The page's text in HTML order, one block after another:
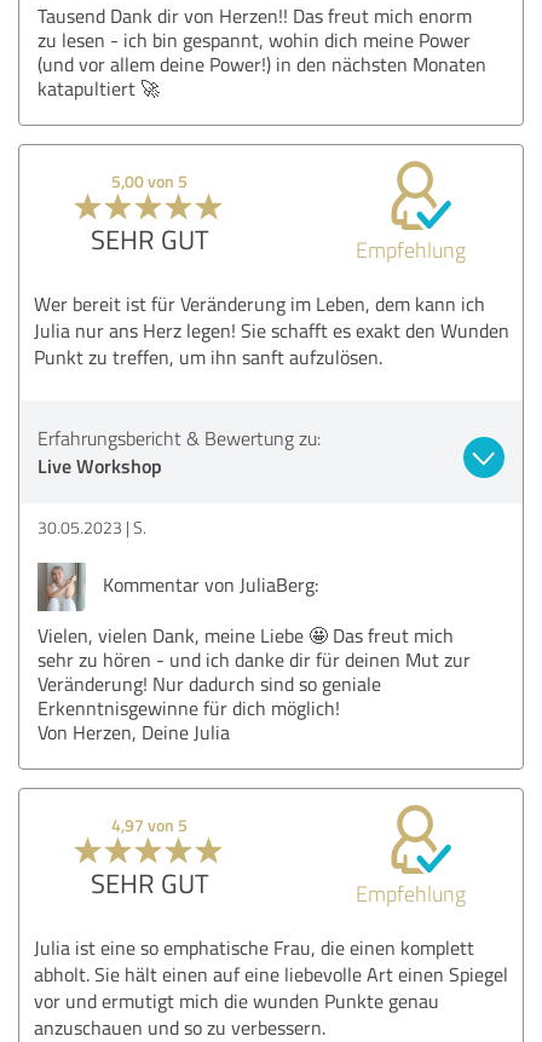
Tausend Dank dir von Herzen!! Das freut mich enorm
zu lesen - ich bin gespannt, wohin dich meine Power
(und vor allem deine Power!) in den nächsten Monaten
katapultiert 🚀
5,00 von 5
SEHR GUT Empfehlung
Wer bereit ist für Veränderung im Leben, dem kann ich
Julia nur ans Herz legen! Sie schafft es exakt den Wunden
Punkt zu treffen, um ihn sanft aufzulösen.
Erfahrungsbericht & Bewertung zu:
Live Workshop
30.05.2023 S.
Kommentar von JuliaBerg:
Vielen, vielen Dank, meine Liebe 🤩 Das freut mich
sehr zu hören - und ich danke dir für deinen Mut zur
Veränderung! Nur dadurch sind so geniale
Erkenntnisgewinne für dich möglich!
Von Herzen, Deine Julia
4,97 von 5
SEHR GUT Empfehlung
Julia ist eine so emphatische Frau, die einen komplett
abholt. Sie hält einen auf eine liebevolle Art einen Spiegel
vor und ermutigt mich die wunden Punkte genau
anzuschauen und so zu verbessern.